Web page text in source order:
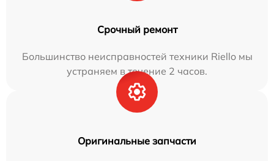
Срочный ремонт
Большинство неисправностей техники Riello мы
устраняем в течение 2 часов.
Оригинальные запчасти